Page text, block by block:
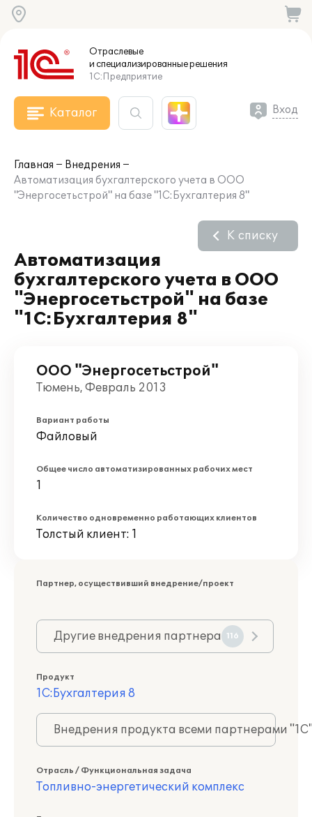
Отраслевые
и специализированныерешения
1С:Предприятие
Каталог Вход
Главная
Внедрения
Автоматизация бухгалтерского учета в ООО
"Энергосетьстрой" на базе "1С:Бухгалтерия 8"
Автоматизация
бухгалтерского учета в ООО
"Энергосетьстрой" на базе
"1С:Бухгалтерия 8"
К списку
ООО "Энергосетьстрой"
Тюмень, Февраль 2013
Вариант работы
Файловый
Общее число автоматизированных рабочих мест
1
Количество одновременно работающих клиентов
Толстый клиент: 1
Партнер, осуществивший внедрение/проект
Другие внедрения партнера 116
Продукт
1С:Бухгалтерия 8
Внедрения продукта всеми партнерами
Отрасль / Функциональная задача
Топливно-энергетический комплекс